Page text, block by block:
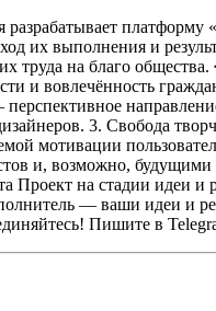
их выполнения и
труда на благо общества.
и вовлечённость
3. Свобода
мотивации
и, возможно,
Проект на стадии идеи и
— ваши идеи и
Пишите в